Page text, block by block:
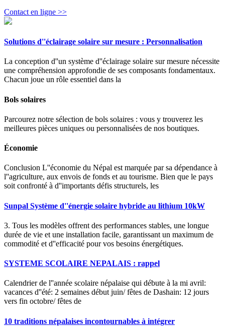
Contact en ligne >>
Solutions d''éclairage solaire sur mesure : Personnalisation
La conception d''un système d''éclairage solaire sur mesure nécessite
une compréhension approfondie de ses composants fondamentaux.
Chacun joue un rôle essentiel dans la
Bols solaires
Parcourez notre sélection de bols solaires : vous y trouverez les
meilleures pièces uniques ou personnalisées de nos boutiques.
Économie
Conclusion L''économie du Népal est marquée par sa dépendance à
l''agriculture, aux envois de fonds et au tourisme. Bien que le pays
soit confronté à d''importants défis structurels, les
Sunpal Système d''énergie solaire hybride au lithium 10kW
3. Tous les modèles offrent des performances stables, une longue
durée de vie et une installation facile, garantissant un maximum de
commodité et d''efficacité pour vos besoins énergétiques.
SYSTEME SCOLAIRE NEPALAIS : rappel
Calendrier de l''année scolaire népalaise qui débute à la mi avril:
vacances d''été: 2 semaines début juin/ fêtes de Dashain: 12 jours
vers fin octobre/ fêtes de
10 traditions népalaises incontournables à intégrer